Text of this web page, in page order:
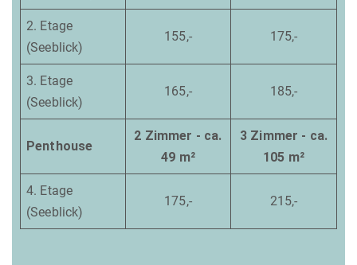
2. Etage
(Seeblick)
155,- 175,-
3. Etage
(Seeblick)
165,- 185,-
Penthouse
2 Zimmer - ca.
49 m²
3 Zimmer - ca.
105 m²
4. Etage
(Seeblick)
175,- 215,-